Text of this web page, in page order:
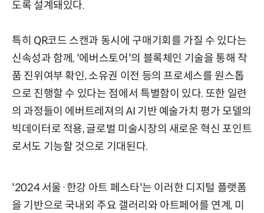
도록 설계돼있다.
특히 QR코드 스캔과 동시에 구매기회를 가질 수 있다는
신속성과 함께, '에버스토어'의 블록체인 기술을 통해 작
품 진위여부 확인, 소유권 이전 등의 프로세스를 원스톱
으로 진행할 수 있다는 점에서 특별함이 있다. 또한 일련
의 과정들이 에버트레져의 AI 기반 예술가치 평가 모델의
빅데이터로 적용, 글로벌 미술시장의 새로운 혁신 포인트
로서도 기능할 것으로 기대된다.
'2024 서울·한강 아트 페스타'는 이러한 디지털 플랫폼
을 기반으로 국내외 주요 갤러리와 아트페어를 연계, 미